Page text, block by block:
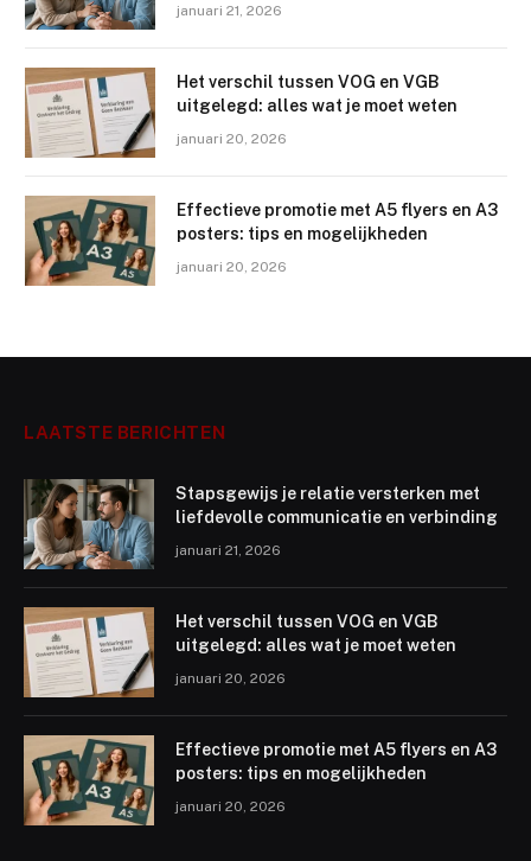
januari 21, 2026
Het verschil tussen VOG en VGB
uitgelegd: alles wat je moet weten
januari 20, 2026
Effectieve promotie met A5 flyers en A3
posters: tips en mogelijkheden
januari 20, 2026
LAATSTE BERICHTEN
Stapsgewijs je relatie versterken met
liefdevolle communicatie en verbinding
januari 21, 2026
Het verschil tussen VOG en VGB
uitgelegd: alles wat je moet weten
januari 20, 2026
Effectieve promotie met A5 flyers en A3
posters: tips en mogelijkheden
januari 20, 2026